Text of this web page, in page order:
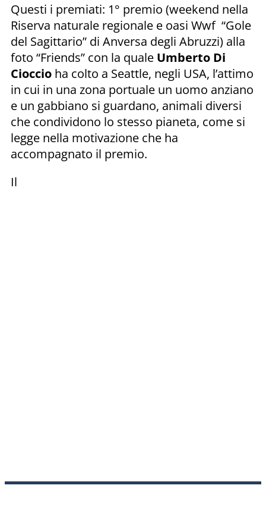
Questi i premiati: 1° premio (weekend nella
Riserva naturale regionale e oasi Wwf “Gole
del Sagittario” di Anversa degli Abruzzi) alla
foto “Friends” con la quale Umberto Di
Cioccio ha colto a Seattle, negli USA, l’attimo
in cui in una zona portuale un uomo anziano
e un gabbiano si guardano, animali diversi
che condividono lo stesso pianeta, come si
legge nella motivazione che ha
accompagnato il premio.
Il